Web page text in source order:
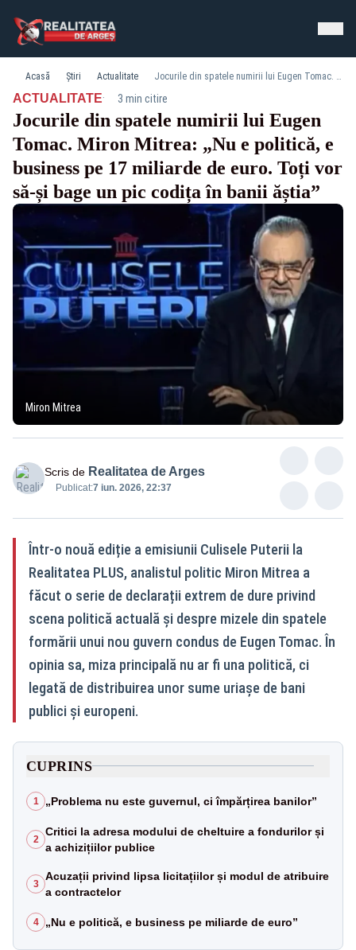
Acasă Știri Actualitate Jocurile din spatele numirii lui Eugen Tomac. Miron Mitrea: „Nu e politică, e business pe 17 miliarde de euro. Toți vor să-și bage un pic codița în banii ăștia”
ACTUALITATE· 3 min citire
Jocurile din spatele numirii lui Eugen
Tomac. Miron Mitrea: „Nu e politică, e
business pe 17 miliarde de euro. Toți vor
să-și bage un pic codița în banii ăștia”
Miron Mitrea
Scris de Realitatea de Arges
Publicat:7 iun. 2026, 22:37
Într-o nouă ediție a emisiunii Culisele Puterii la
Realitatea PLUS, analistul politic Miron Mitrea a
făcut o serie de declarații extrem de dure privind
scena politică actuală și despre mizele din spatele
formării unui nou guvern condus de Eugen Tomac. În
opinia sa, miza principală nu ar fi una politică, ci
legată de distribuirea unor sume uriașe de bani
publici și europeni.
CUPRINS
1 „Problema nu este guvernul, ci împărțirea banilor”
2
Critici la adresa modului de cheltuire a fondurilor și
a achizițiilor publice
3
Acuzații privind lipsa licitațiilor și modul de atribuire
a contractelor
4 „Nu e politică, e business pe miliarde de euro”